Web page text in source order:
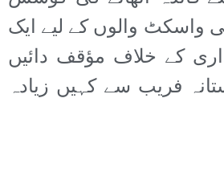
واسکٹ والوں کے لیے ایک
کے خلاف مؤقف دائیں
فریب سے کہیں زیادہ